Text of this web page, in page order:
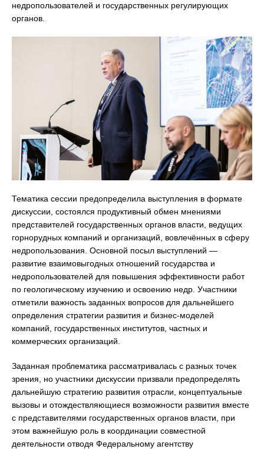
недропользователей и государственных регулирующих
органов.
Тематика сессии предопределила выступления в формате
дискуссии, состоялся продуктивный обмен мнениями
представителей государственных органов власти, ведущих
горнорудных компаний и организаций, вовлечённых в сферу
недропользования. Основной посыл выступлений —
развитие взаимовыгодных отношений государства и
недропользователей для повышения эффективности работ
по геологическому изучению и освоению недр. Участники
отметили важность заданных вопросов для дальнейшего
определения стратегии развития и бизнес-моделей
компаний, государственных институтов, частных и
коммерческих организаций.
Заданная проблематика рассматривалась с разных точек
зрения, но участники дискуссии призвали предопределять
дальнейшую стратегию развития отрасли, концептуальные
вызовы и отождествляющиеся возможности развития вместе
с представителями государственных органов власти, при
этом важнейшую роль в координации совместной
деятельности отводя Федеральному агентству